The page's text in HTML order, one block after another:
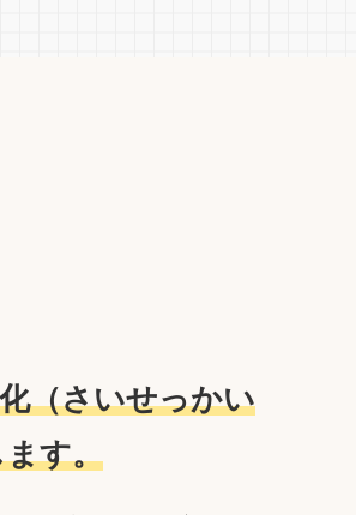
（さいせっかい
す。